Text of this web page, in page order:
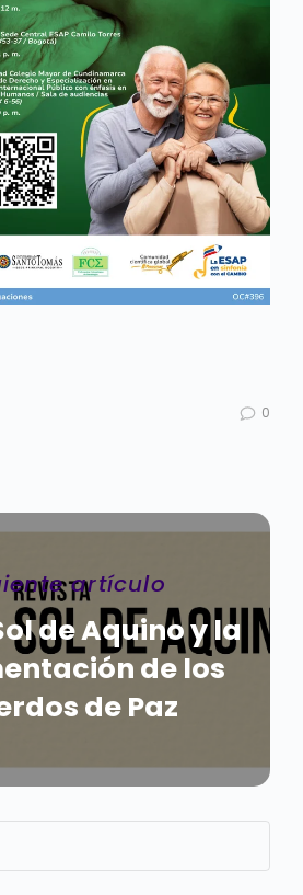
0
artículo
de Aquino y la
de los
de Paz